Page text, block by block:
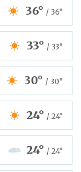
36° / 36°
33° / 33°
30° / 30°
24° / 24°
24° / 24°